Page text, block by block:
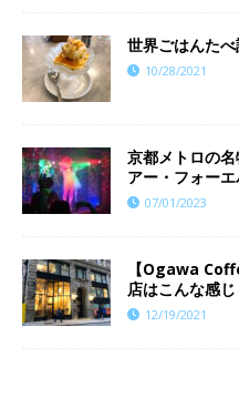
世界ごはんた
10/28/2021
京都メトロの
アー・フォーエ
07/01/2023
【Ogawa
店はこんな感じ
12/19/2021